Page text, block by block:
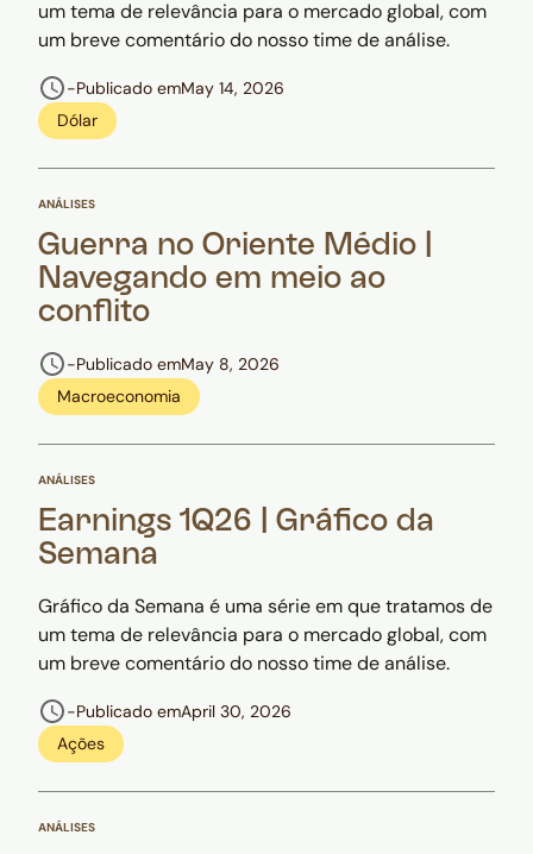
um tema de relevância para o mercado global, com
um breve comentário do nosso time de análise.
-Publicado emMay 14, 2026
Dólar
ANÁLISES
Guerra no Oriente Médio |
Navegando em meio ao
conflito
-Publicado emMay 8, 2026
Macroeconomia
ANÁLISES
Earnings 1Q26 | Gráfico da
Semana
Gráfico da Semana é uma série em que tratamos de
um tema de relevância para o mercado global, com
um breve comentário do nosso time de análise.
-Publicado emApril 30, 2026
Ações
ANÁLISES